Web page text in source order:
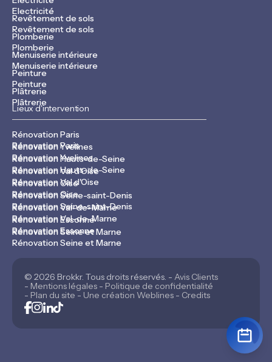
Electricité
Revêtement de sols
Revêtement de sols
Plomberie
Plomberie
Menuiserie intérieure
Menuiserie intérieure
Peinture
Peinture
Plâtrerie
Plâtrerie
Lieux d'intervention
Rénovation Paris
Rénovation Paris
Rénovation Yvelines
Rénovation Yvelines
Rénovation Hauts-de-Seine
Rénovation Hauts-de-Seine
Rénovation Val d'Oise
Rénovation Val d'Oise
Rénovation Oise
Rénovation Oise
Rénovation Seine-saint-Denis
Rénovation Seine-saint-Denis
Rénovation Val-de-Marne
Rénovation Val-de-Marne
Rénovation Essonne
Rénovation Essonne
Rénovation Seine et Marne
Rénovation Seine et Marne
© 2026 Brokkr. Tous droits réservés. - Avis Clients
- Mentions légales - Politique de confidentialité
- Plan du site - Une création Weblines - Credits